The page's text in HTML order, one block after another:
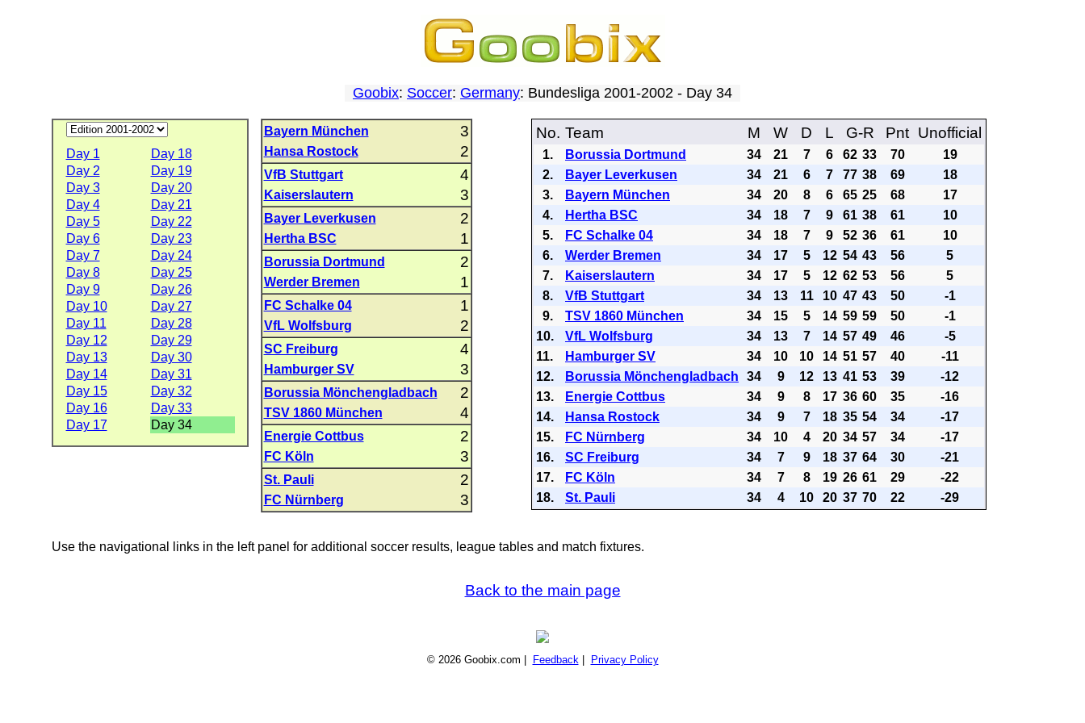
Goobix: Soccer: Germany: Bundesliga 2001-2002 - Day 34
Day 1
Day 18
Day 2
Day 19
Day 3
Day 20
Day 4
Day 21
Day 5
Day 22
Day 6
Day 23
Day 7
Day 24
Day 8
Day 25
Day 9
Day 26
Day 10
Day 27
Day 11
Day 28
Day 12
Day 29
Day 13
Day 30
Day 14
Day 31
Day 15
Day 32
Day 16
Day 33
Day 17
Day 34
Bayern München 3
Hansa Rostock 2
VfB Stuttgart 4
Kaiserslautern 3
Bayer Leverkusen 2
Hertha BSC 1
Borussia Dortmund 2
Werder Bremen 1
FC Schalke 04 1
VfL Wolfsburg 2
SC Freiburg 4
Hamburger SV 3
Borussia Mönchengladbach 2
TSV 1860 München 4
Energie Cottbus 2
FC Köln 3
St. Pauli 2
FC Nürnberg 3
No. Team M W D L G-R Pnt Unofficial
1. Borussia Dortmund 34 21 7 6 62 33 70
19
2.
Bayer Leverkusen 34 21 6 7 77 38 69
18
3.
Bayern München 34 20 8 6 65 25 68
17
4.
Hertha BSC 34 18 7 9 61 38 61
10
5.
FC Schalke 04 34 18 7 9 52 36 61
10
6.
Werder Bremen 34 17 5 12 54 43 56
5
7.
Kaiserslautern 34 17 5 12 62 53 56
5
8.
VfB Stuttgart 34 13 11 10 47 43 50
-1
9.
TSV 1860 München 34 15 5 14 59 59 50
-1
10.
VfL Wolfsburg 34 13 7 14 57 49 46
-5
11.
Hamburger SV 34 10 10 14 51 57 40
-11
12.
Borussia Mönchengladbach 34 9 12 13 41 53 39
-12
13.
Energie Cottbus 34 9 8 17 36 60 35
-16
14.
Hansa Rostock 34 9 7 18 35 54 34
-17
15.
FC Nürnberg 34 10 4 20 34 57 34
-17
16.
SC Freiburg 34 7 9 18 37 64 30
-21
17.
FC Köln 34 7 8 19 26 61 29
-22
18.
St. Pauli 34 4 10 20 37 70 22 -29
Use the navigational links in the left panel for additional soccer results, league tables and match fixtures.
Back to the main page
© 2026 Goobix.com | Feedback| Privacy Policy